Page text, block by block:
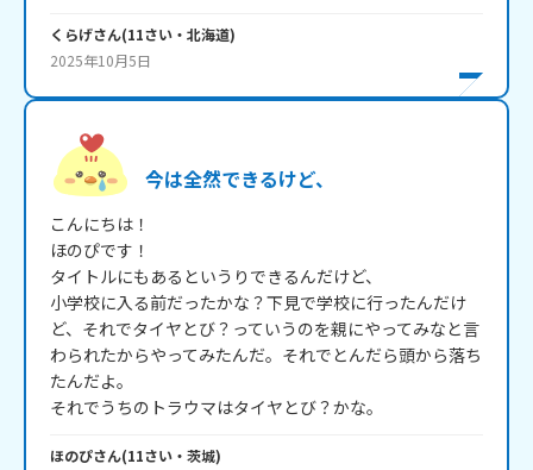
くらげさん(11さい・ 北海道)
2025年10月5日
今は全然できるけど、
こんにちは！
ほのぴです！
タイトルにもあるというりできるんだけど、
小学校に入る前だったかな？下見で学校に行ったんだけ
ど、それでタイヤとび？っていうのを親にやってみなと言
わられたからやってみたんだ。それでとんだら頭から落ち
たんだよ。
ほのぴさん(11さい・ 茨城)